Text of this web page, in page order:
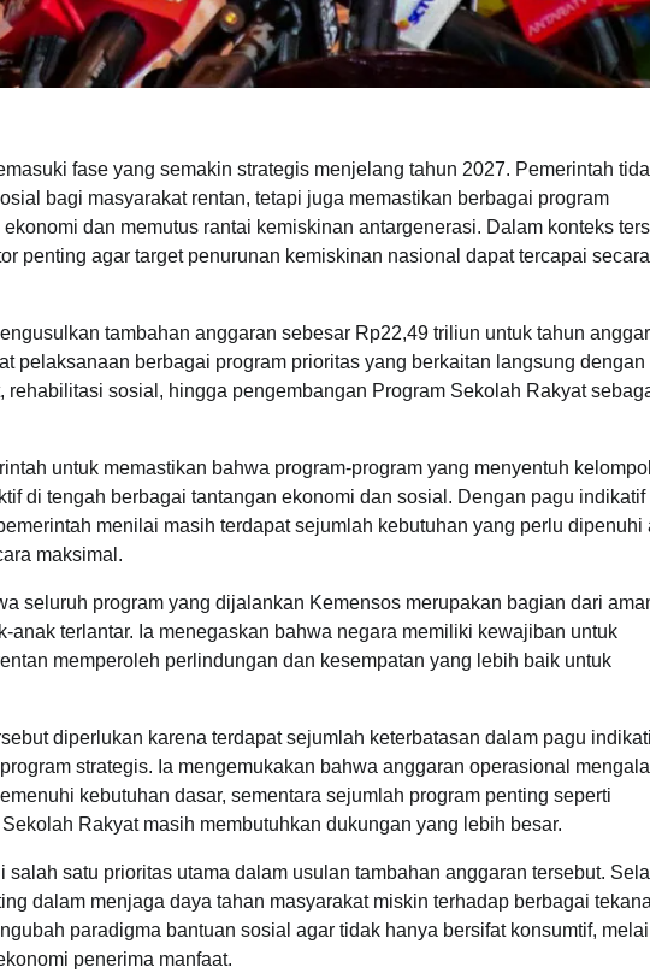
fase yang semakin strategis menjelang tahun 2027. Pemerintah
bagi masyarakat rentan, tetapi juga memastikan berbagai program
dan memutus rantai kemiskinan antargenerasi. Dalam konteks
penting agar target penurunan kemiskinan nasional dapat tercapai secara
tambahan anggaran sebesar Rp22,49 triliun untuk tahun
pelaksanaan berbagai program prioritas yang berkaitan langsung dengan
sosial, hingga pengembangan Program Sekolah Rakyat
untuk memastikan bahwa program-program yang menyentuh
di tengah berbagai tantangan ekonomi dan sosial. Dengan pagu indikatif
menilai masih terdapat sejumlah kebutuhan yang perlu dipenuhi
maksimal.
seluruh program yang dijalankan Kemensos merupakan bagian dari
anak terlantar. Ia menegaskan bahwa negara memiliki kewajiban untuk
memperoleh perlindungan dan kesempatan yang lebih baik untuk
diperlukan karena terdapat sejumlah keterbatasan dalam pagu
strategis. Ia mengemukakan bahwa anggaran operasional
kebutuhan dasar, sementara sejumlah program penting seperti
Rakyat masih membutuhkan dukungan yang lebih besar.
satu prioritas utama dalam usulan tambahan anggaran tersebut.
dalam menjaga daya tahan masyarakat miskin terhadap berbagai
paradigma bantuan sosial agar tidak hanya bersifat konsumtif,
penerima manfaat.